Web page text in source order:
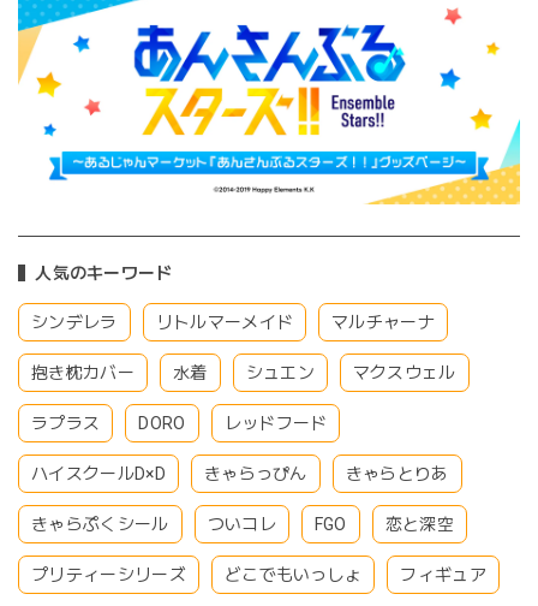
人気のキーワード
シンデレラ リトルマーメイド マルチャーナ
抱き枕カバー 水着 シュエン マクスウェル
ラプラス DORO レッドフード
ハイスクールD×D きゃらっぴん きゃらとりあ
きゃらぷくシール ついコレ FGO 恋と深空
プリティーシリーズ どこでもいっしょ フィギュア